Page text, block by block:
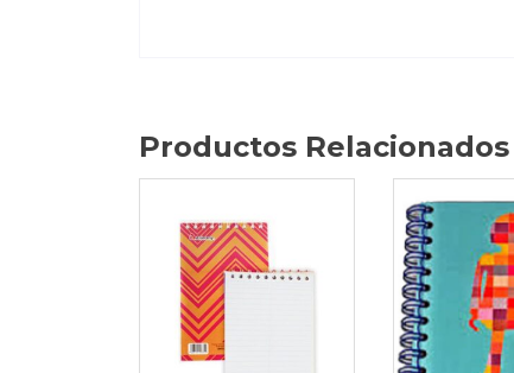
Productos Relacionados